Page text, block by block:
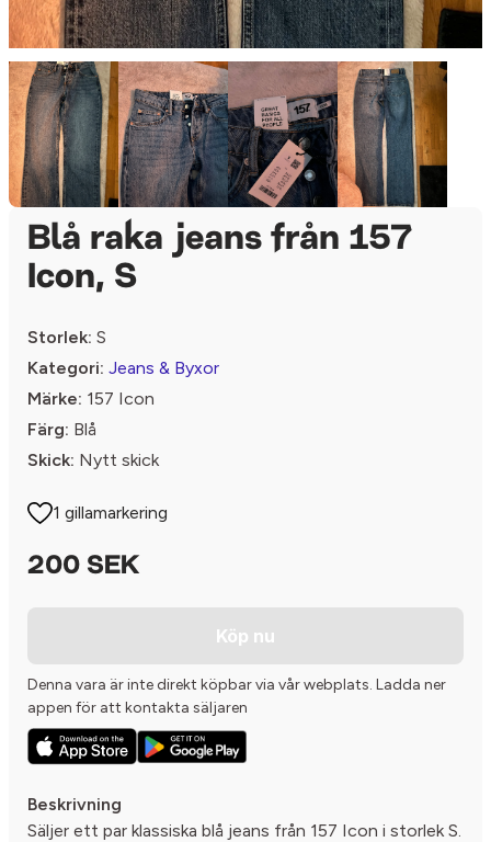
Blå raka jeans från 157
Icon, S
Storlek: S
Kategori: Jeans & Byxor
Märke: 157 Icon
Färg: Blå
Skick: Nytt skick
1 gillamarkering
200 SEK
Köp nu
Denna vara är inte direkt köpbar via vår webplats. Ladda ner
appen för att kontakta säljaren
Beskrivning
Säljer ett par klassiska blå jeans från 157 Icon i storlek S.